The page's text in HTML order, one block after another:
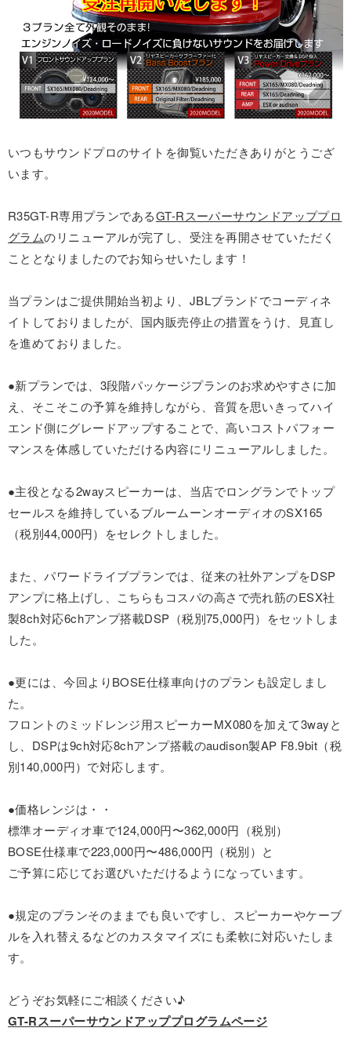
いつもサウンドプロのサイトを御覧いただきありがとうござ
います。
R35GT-R専用プランであるGT-Rスーパーサウンドアッププロ
グラムのリニューアルが完了し、受注を再開させていただく
こととなりましたのでお知らせいたします！
当プランはご提供開始当初より、JBLブランドでコーディネ
イトしておりましたが、国内販売停止の措置をうけ、見直し
を進めておりました。
●新プランでは、3段階パッケージプランのお求めやすさに加
え、そこそこの予算を維持しながら、音質を思いきってハイ
エンド側にグレードアップすることで、高いコストパフォー
マンスを体感していただける内容にリニューアルしました。
●主役となる2wayスピーカーは、当店でロングランでトップ
セールスを維持しているブルームーンオーディオのSX165
（税別44,000円）をセレクトしました。
また、パワードライブプランでは、従来の社外アンプをDSP
アンプに格上げし、こちらもコスパの高さで売れ筋のESX社
製8ch対応6chアンプ搭載DSP（税別75,000円）をセットしま
した。
●更には、今回よりBOSE仕様車向けのプランも設定しまし
た。
フロントのミッドレンジ用スピーカーMX080を加えて3wayと
し、DSPは9ch対応8chアンプ搭載のaudison製AP F8.9bit（税
別140,000円）で対応します。
●価格レンジは・・
標準オーディオ車で124,000円〜362,000円（税別）
BOSE仕様車で223,000円〜486,000円（税別）と
ご予算に応じてお選びいただけるようになっています。
●規定のプランそのままでも良いですし、スピーカーやケーブ
ルを入れ替えるなどのカスタマイズにも柔軟に対応いたしま
す。
どうぞお気軽にご相談ください♪
GT-Rスーパーサウンドアッププログラムページ